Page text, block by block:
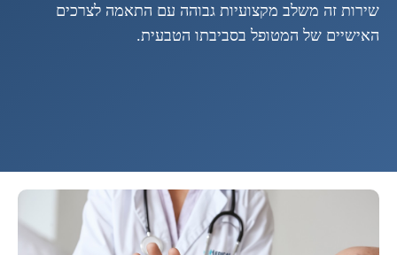
שירות זה משלב מקצועיות גבוהה עם התאמה לצרכים
האישיים של המטופל בסביבתו הטבעית.